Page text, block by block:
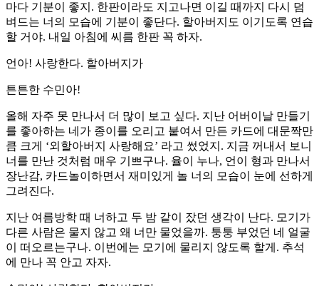
마다 기분이 좋지. 한판이라도 지고나면 이길 때까지 다시 덤
벼드는 너의 모습에 기분이 좋단다. 할아버지도 이기도록 연습
할 거야. 내일 아침에 씨름 한판 꼭 하자.
언아! 사랑한다. 할아버지가
튼튼한 수민아!
올해 자주 못 만나서 더 많이 보고 싶다. 지난 어버이날 만들기
를 좋아하는 네가 종이를 오리고 붙여서 만든 카드에 대문짝만
큼 크게 ‘외할아버지 사랑해요’ 라고 썼었지. 지금 꺼내서 보니
너를 만난 것처럼 매우 기쁘구나. 율이 누나, 언이 형과 만나서
장난감, 카드놀이하면서 재미있게 놀 너의 모습이 눈에 선하게
그려진다.
지난 여름방학 때 너하고 두 밤 같이 잤던 생각이 난다. 모기가
다른 사람은 물지 않고 왜 너만 물었을까. 퉁퉁 부었던 네 얼굴
이 떠오르는구나. 이번에는 모기에 물리지 않도록 할게. 추석
에 만나 꼭 안고 자자.